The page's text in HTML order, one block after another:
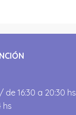
de 16:30 a 20:30 hs
hs